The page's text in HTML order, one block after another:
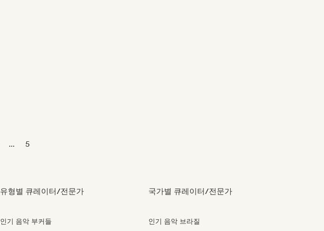
... 5
유형별 큐레이터/전문가
인기 음악 부커들
국가별 큐레이터/전문가
인기 음악 브라질